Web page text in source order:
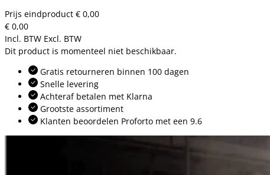
Prijs eindproduct € 0,00
€ 0,00
Incl. BTW Excl. BTW
Dit product is momenteel niet beschikbaar.
Gratis retourneren binnen 100 dagen
Snelle levering
Achteraf betalen met Klarna
Grootste assortiment
Klanten beoordelen Proforto met een 9.6